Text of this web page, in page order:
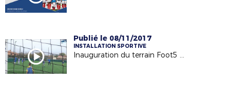
Publié le 08/11/2017
INSTALLATION SPORTIVE
Inauguration du terrain Foot5 à Barbechat - US Loire et Divatte - 04/11/17